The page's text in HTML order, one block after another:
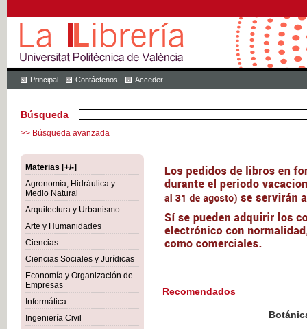
Principal Contáctenos Acceder
Búsqueda
>> Búsqueda avanzada
Materias [+/-]
Agronomía, Hidráulica y
Medio Natural
Arquitectura y Urbanismo
Arte y Humanidades
Ciencias
Ciencias Sociales y Jurídicas
Economía y Organización de
Empresas
Informática
Ingeniería Civil
Recomendados
Botánica Agroalimentaria